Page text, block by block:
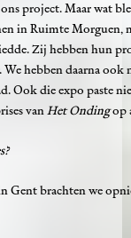
project. Maar wat
in Ruimte Morguen,
Zij hebben hun
. We hebben daarna
Ook die expo paste
vanHet Ondingop
Gent brachten we